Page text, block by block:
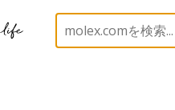
Connectors